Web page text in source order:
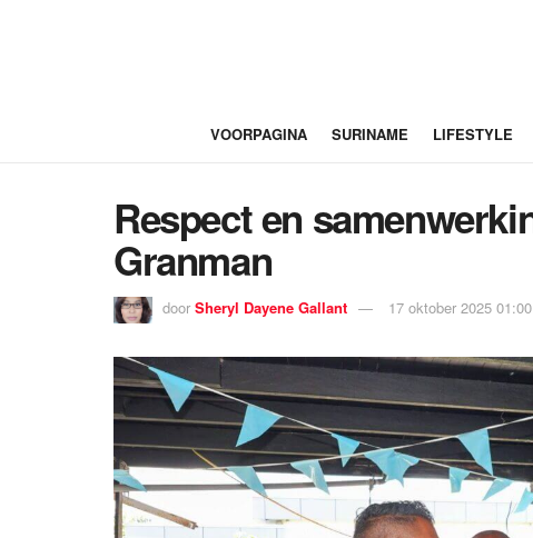
VOORPAGINA SURINAME LIFESTYLE
Respect en
Granman
door Sheryl Dayene Gallant 17 oktober 2025 01:00